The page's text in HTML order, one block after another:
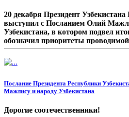
20 декабря Президент
выступил с Посланием Олий
Узбекистана, в котором подвел
обозначил приоритеты
В Послании, ставшим с декабря
президент подводит итоги
название следующего года и
Послание Президента Республики
Мажлису и народу Узбекистана
Дорогие соотечественники!